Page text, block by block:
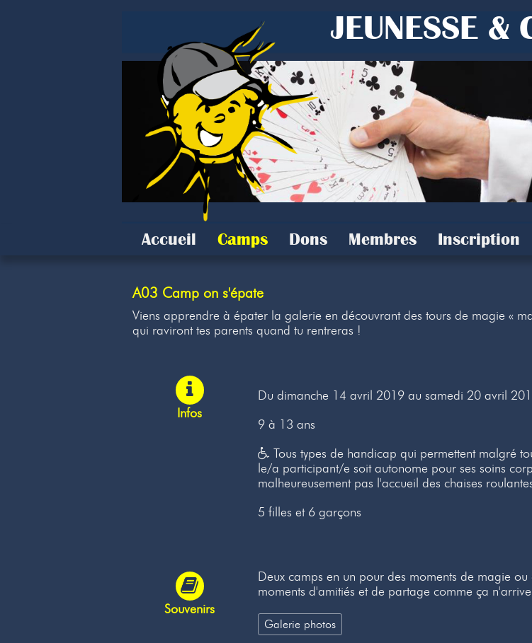
JEUNESSE &
Accueil Camps Dons Membres Inscription
A03 Camp on s'épate
Viens apprendre à épater la galerie en découvrant des tours de magie «
qui raviront tes parents quand tu rentreras !
Infos
Du dimanche 14 avril 2019 au samedi 20 avril
9 à 13 ans
Tous types de handicap qui permettent malgré
le/a participant/e soit autonome pour ses soins
malheureusement pas l'accueil des chaises
5 filles et 6 garçons
Souvenirs
Deux camps en un pour des moments de magie
moments d'amitiés et de partage comme ça
Galerie photos